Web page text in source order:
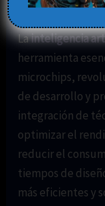
Deja un
Lainteligencia
herramienta
microchips,
de desarrollo y
integración de
optimizar el
reducir el
tiempos de
más eficientes y